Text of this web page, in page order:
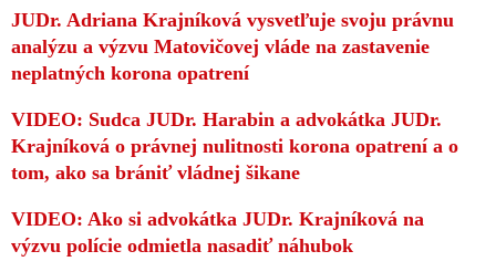
JUDr. Adriana Krajníková vysvetľuje svoju právnu
analýzu a výzvu Matovičovej vláde na zastavenie
neplatných korona opatrení
VIDEO: Sudca JUDr. Harabin a advokátka JUDr.
Krajníková o právnej nulitnosti korona opatrení a o
tom, ako sa brániť vládnej šikane
VIDEO: Ako si advokátka JUDr. Krajníková na
výzvu polície odmietla nasadiť náhubok